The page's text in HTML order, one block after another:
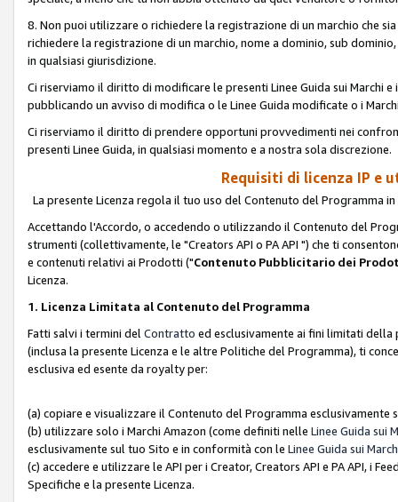
8. Non puoi utilizzare o richiedere la registrazione di un marchio che
richiedere la registrazione di un marchio, nome a dominio, sub
in qualsiasi giurisdizione.
Ci riserviamo il diritto di modificare le presenti Linee Guida sui Marchi
pubblicando un avviso di modifica o le Linee Guida modificate o i
Ci riserviamo il diritto di prendere opportuni provvedimenti nei
presenti Linee Guida, in qualsiasi momento e a nostra sola discrezione.
Requisiti di licenza IP e
La presente Licenza regola il tuo uso del Contenuto del Programma
Accettando l'Accordo, o accedendo o utilizzando il Contenuto del
strumenti (collettivamente, le "Creators API o PA API ") che ti
e contenuti relativi ai Prodotti ("Contenuto Pubblicitario dei
Licenza.
1. Licenza Limitata al Contenuto del Programma
Fatti salvi i termini del Contratto ed esclusivamente ai fini limitati
(inclusa la presente Licenza e le altre Politiche del Programma), ti
esclusiva ed esente da royalty per:
(a) copiare e visualizzare il Contenuto del Programma esclusivamente
(b) utilizzare solo i Marchi Amazon (come definiti nelle Linee Guida sui
esclusivamente sul tuo Sito e in conformità con le Linee Guida sui March
(c) accedere e utilizzare le API per i Creator, Creators API e PA API, i
Specifiche e la presente Licenza.